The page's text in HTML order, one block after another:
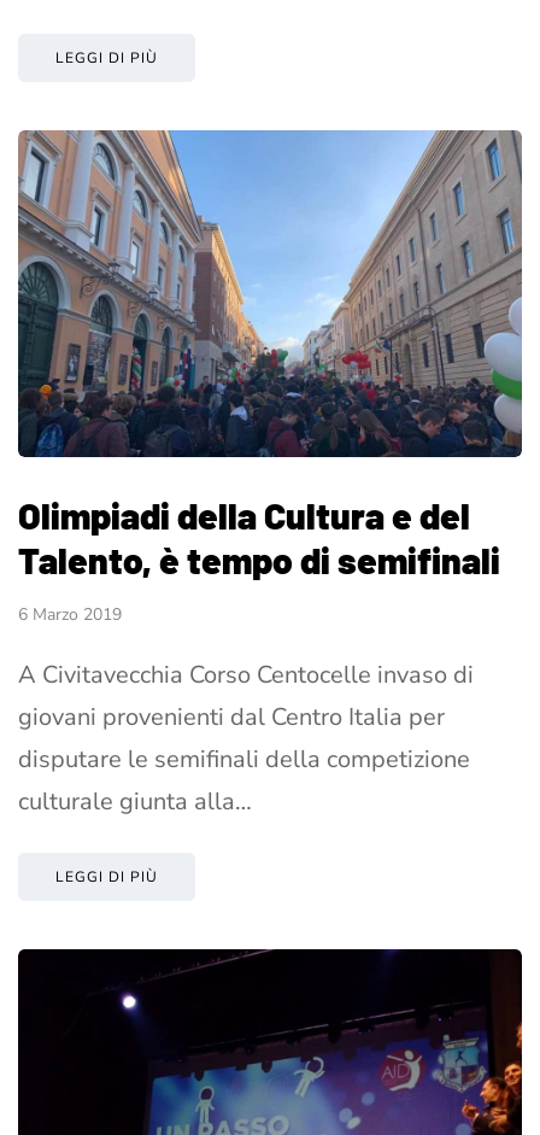
LEGGI DI PIÙ
Olimpiadi della Cultura e del
Talento, è tempo di semifinali
6 Marzo 2019
A Civitavecchia Corso Centocelle invaso di
giovani provenienti dal Centro Italia per
disputare le semifinali della competizione
culturale giunta alla…
LEGGI DI PIÙ